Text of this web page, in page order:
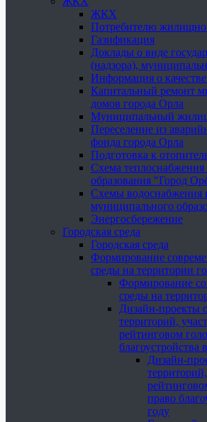
ЖКХ
Потребителю
Газификация
Доклады о виде
(надзора),
Информация о
Капитальный ремонт
домов города Орла
Муниципальный
Переселение из
фонда города Орла
Подготовка к
Схема
образования "Город
Схемы водоснабжения
муниципального
Энергосбережение
Городская среда
Городская среда
Формирование
среды на территории
Формирование
среды на
Дизайн-проекты
территорий,
рейтинговом
благоустройства
Дизайн-
право
году